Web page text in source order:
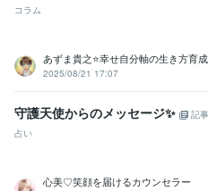
コラム
あずま貴之⭐幸せ自分軸の生き方育
2025/08/21 17:07
守護天使からのメッセージ✨
記事
占い
心美♡笑顔を届けるカウンセラー